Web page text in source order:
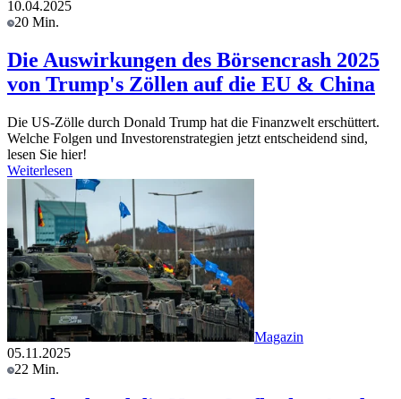
10.04.2025
20 Min.
Die Auswirkungen des Börsencrash 2025
von Trump's Zöllen auf die EU & China
Die US-Zölle durch Donald Trump hat die Finanzwelt erschüttert.
Welche Folgen und Investorenstrategien jetzt entscheidend sind,
lesen Sie hier!
Weiterlesen
Magazin
05.11.2025
22 Min.